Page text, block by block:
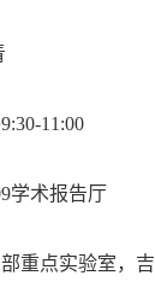
11:00
学术报告厅
重点实验室，